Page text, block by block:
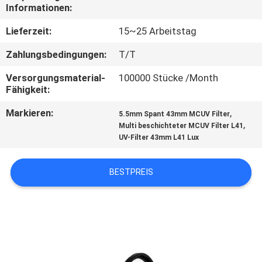
TRETEN
SIE
UNS
IN
FORDERN
SIE
Informationen:
Lieferzeit:
15~25 Arbeitstag
Zahlungsbedingungen:
T/T
Versorgungsmaterial-
Fähigkeit:
100000 Stücke /Month
Markieren: 5.5mm Spant 43mm MCUV Filter,
Multi beschichteter MCUV Filter L41 ,
UV-Filter 43mm L41 Lux
BESTPREIS